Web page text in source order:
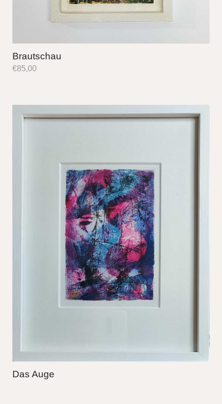
Brautschau
€85,00
Das Auge